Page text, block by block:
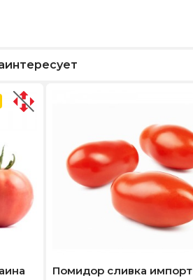
Помидор сливка импорт